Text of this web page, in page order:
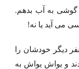
گوشی به آب بدهم.
می آید یا نه!
دیگر خودشان را
و یواش یواش به